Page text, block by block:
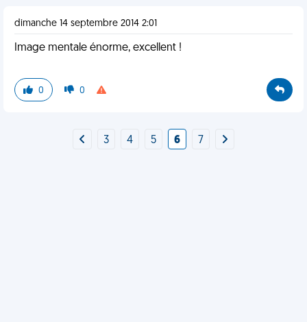
dimanche 14 septembre 2014 2:01
Image mentale énorme, excellent !
0 0
3 4 5 6 7